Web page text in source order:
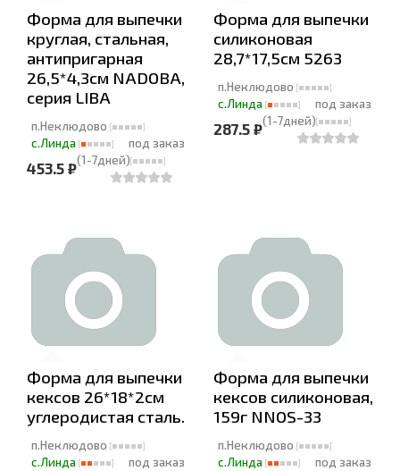
Форма для выпечки
круглая, стальная,
антипригарная
26,5*4,3см NADOBA,
серия LIBA
п.Неклюдово
с.Линда
под заказ
(1-7дней)
453.5 ₽
Форма для выпечки
силиконовая
28,7*17,5см 5263
п.Неклюдово
с.Линда
под заказ
(1-7дней)
287.5 ₽
Форма для выпечки
кексов 26*18*2см
углеродистая сталь.
п.Неклюдово
с.Линда
под заказ
Форма для выпечки
кексов силиконовая,
159г NNOS-33
п.Неклюдово
с.Линда
под заказ